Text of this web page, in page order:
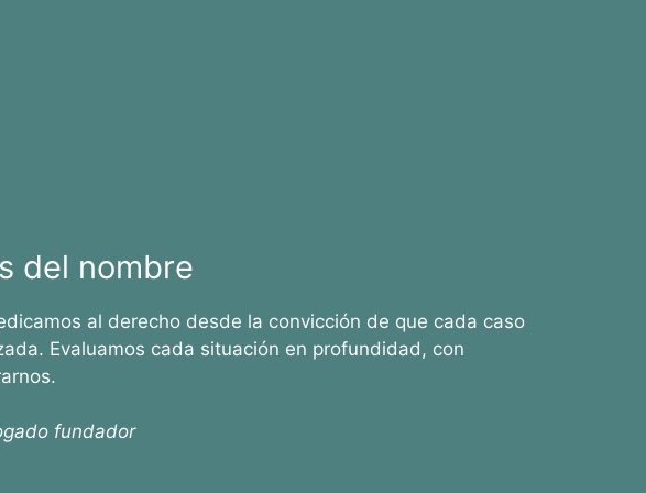
del nombre
al derecho desde la convicción de que cada caso
Evaluamos cada situación en profundidad, con
fundador